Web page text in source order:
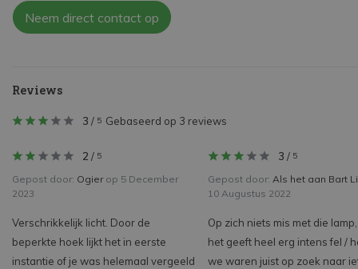
Neem direct contact op
Reviews
3 / 5 Gebaseerd op 3 reviews
2 / 5
Gepost door: Ogierop 5 December
2023
Verschrikkelijk licht. Door de
beperkte hoek lijkt het in eerste
instantie of je was helemaal vergeeld
3 / 5
Gepost door: Als het aan Bart
10 Augustus 2022
Op zich niets mis met die
het geeft heel erg intens fel /
we waren juist op zoek naar